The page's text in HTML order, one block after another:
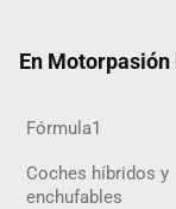
En
Fórmula1
Coches híbridos y
enchufables